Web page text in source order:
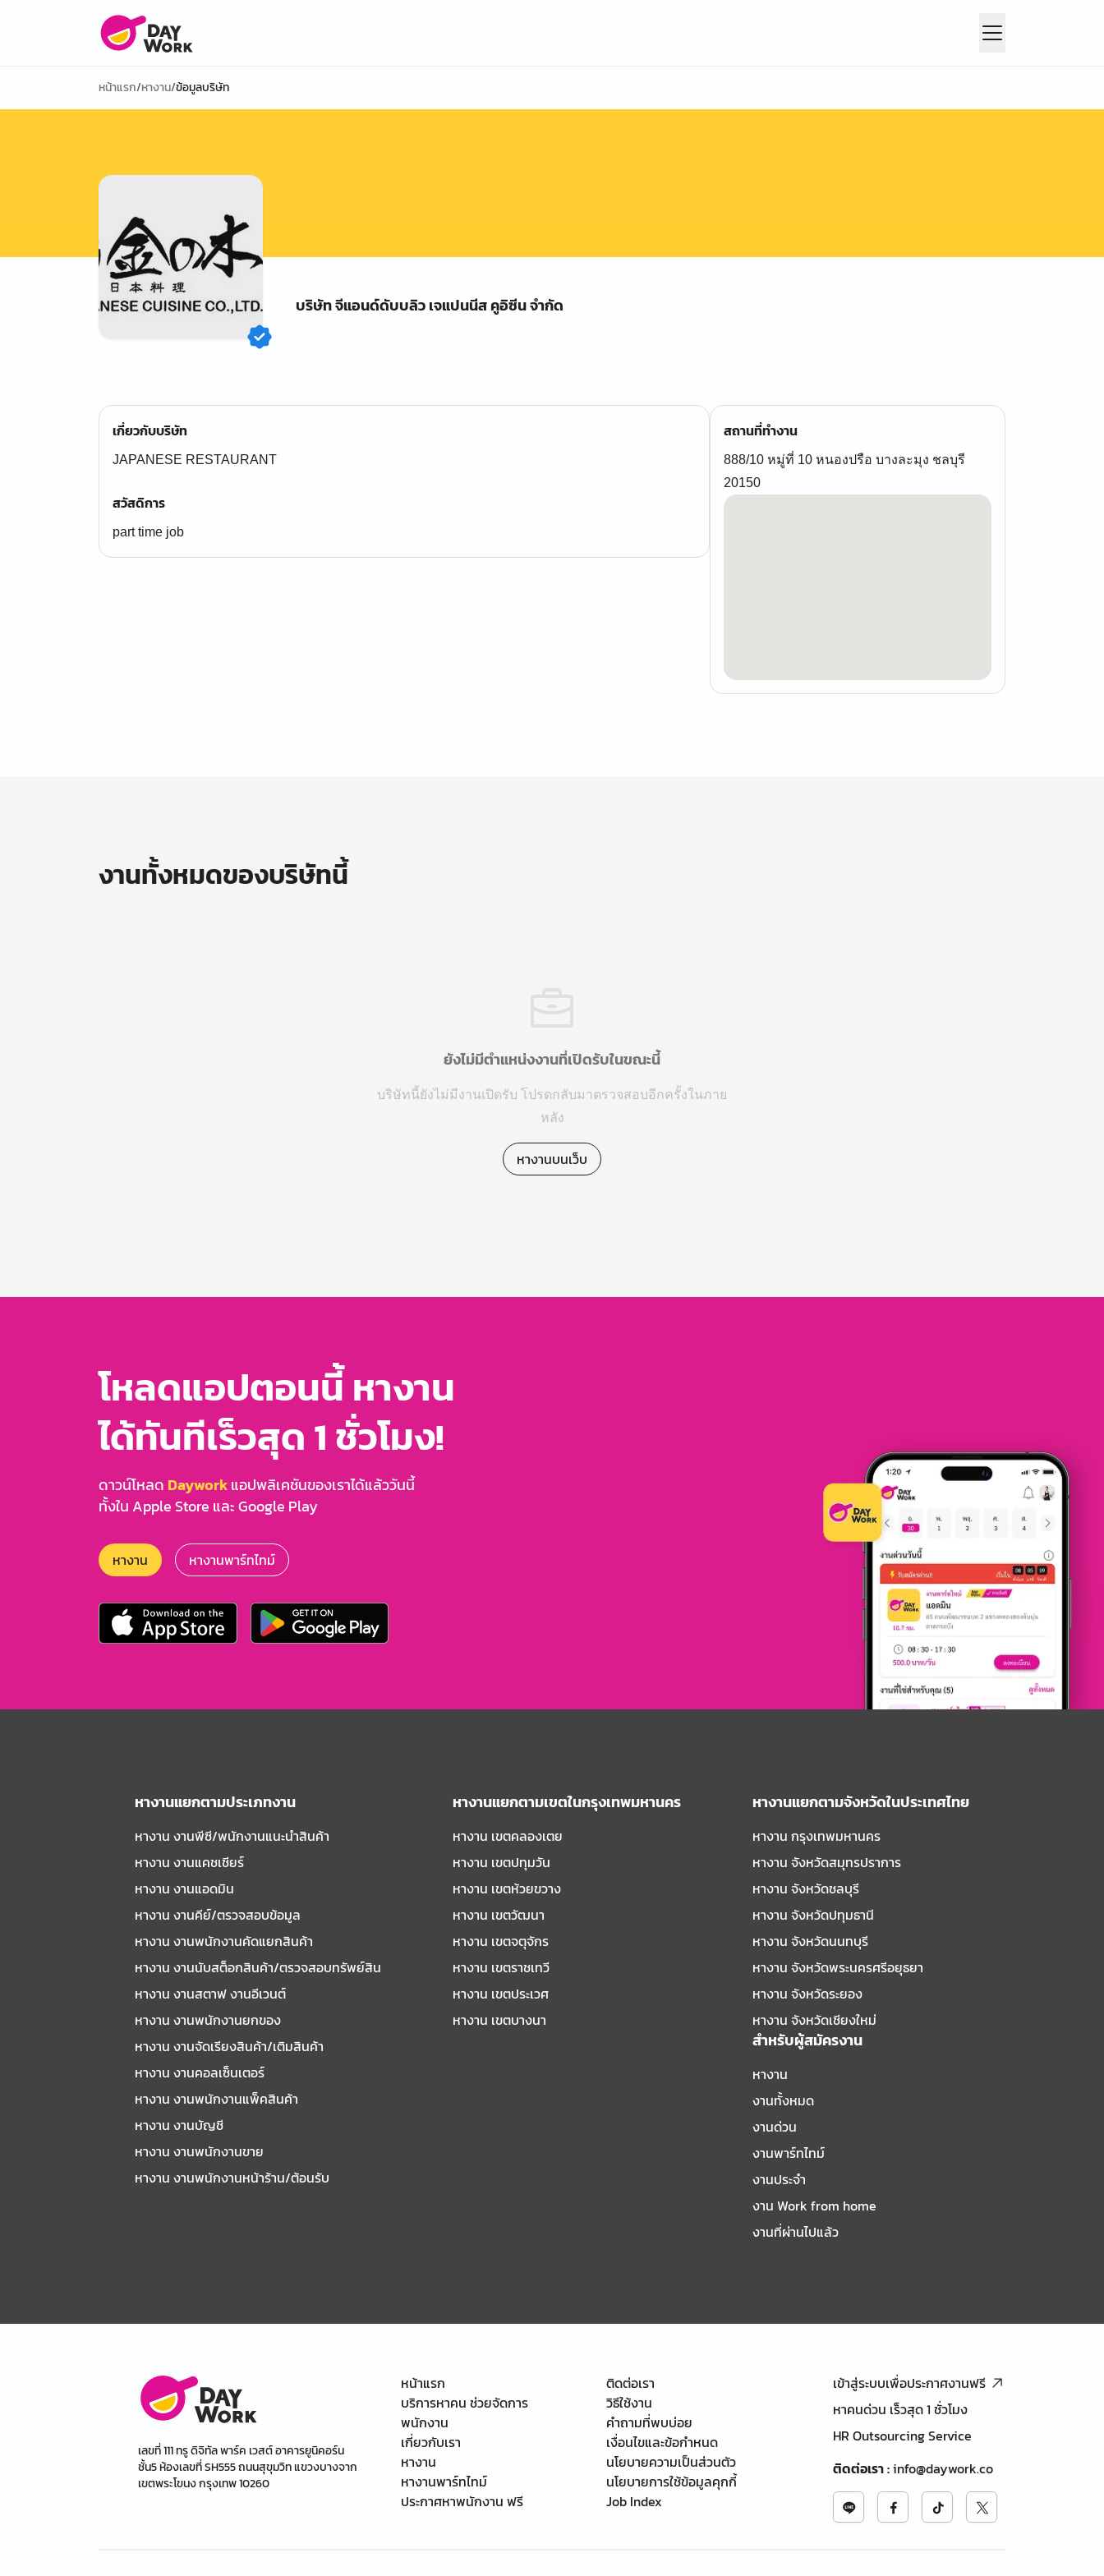
หน้าแรก/หางาน/ข้อมูลบริษัท
บริษัท จีแอนด์ดับบลิว เจแปนนีส คูอิซีน จำกัด
เกี่ยวกับบริษัท
JAPANESE RESTAURANT
สวัสดิการ
part time job
สถานที่ทำงาน
888/10 หมู่ที่ 10 หนองปรือ บางละมุง ชลบุรี
20150
งานทั้งหมดของบริษัทนี้
ยังไม่มีตำแหน่งงานที่เปิดรับในขณะนี้
บริษัทนี้ยังไม่มีงานเปิดรับ โปรดกลับมาตรวจสอบอีกครั้งในภาย
หลัง
หางานบนเว็บ
โหลดแอปตอนนี้ หางาน
ได้ทันทีเร็วสุด 1 ชั่วโมง!
ดาวน์โหลด Dayworkแอปพลิเคชันของเราได้แล้ววันนี้
ทั้งใน Apple Store และ Google Play
หางาน หางานพาร์ทไทม์
หางานแยกตามประเภทงาน
หางาน งานพีซี/พนักงานแนะนําสินค้า
หางาน งานแคชเชียร์
หางาน งานแอดมิน
หางาน งานคีย์/ตรวจสอบข้อมูล
หางาน งานพนักงานคัดแยกสินค้า
หางาน งานนับสต็อกสินค้า/ตรวจสอบทรัพย์สิน
หางาน งานสตาฟ งานอีเวนต์
หางาน งานพนักงานยกของ
หางาน งานจัดเรียงสินค้า/เติมสินค้า
หางาน งานคอลเซ็นเตอร์
หางาน งานพนักงานแพ็คสินค้า
หางาน งานบัญชี
หางาน งานพนักงานขาย
หางาน งานพนักงานหน้าร้าน/ต้อนรับ
หางานแยกตามเขตในกรุงเทพมหานคร
หางาน เขตคลองเตย
หางาน เขตปทุมวัน
หางาน เขตห้วยขวาง
หางาน เขตวัฒนา
หางาน เขตจตุจักร
หางาน เขตราชเทวี
หางาน เขตประเวศ
หางาน เขตบางนา
หางานแยกตามจังหวัดในประเทศไทย
หางาน กรุงเทพมหานคร
หางาน จังหวัดสมุทรปราการ
หางาน จังหวัดชลบุรี
หางาน จังหวัดปทุมธานี
หางาน จังหวัดนนทบุรี
หางาน จังหวัดพระนครศรีอยุธยา
หางาน จังหวัดระยอง
หางาน จังหวัดเชียงใหม่
สำหรับผู้สมัครงาน
หางาน
งานทั้งหมด
งานด่วน
งานพาร์ทไทม์
งานประจำ
งาน Work from home
งานที่ผ่านไปแล้ว
เลขที่ 111 ทรู ดิจิทัล พาร์ค เวสต์ อาคารยูนิคอร์น
ชั้น5 ห้องเลขที่ SH555 ถนนสุขุมวิท แขวงบางจาก
เขตพระโขนง กรุงเทพ 10260
หน้าแรก
บริการหาคน ช่วยจัดการ
พนักงาน
เกี่ยวกับเรา
หางาน
หางานพาร์ทไทม์
ประกาศหาพนักงาน ฟรี
ติดต่อเรา
วิธีใช้งาน
คำถามที่พบบ่อย
เงื่อนไขและข้อกำหนด
นโยบายความเป็นส่วนตัว
นโยบายการใช้ข้อมูลคุกกี้
Job Index
เข้าสู่ระบบเพื่อประกาศงานฟรี
หาคนด่วน เร็วสุด 1 ชั่วโมง
HR Outsourcing Service
ติดต่อเรา:info@daywork.co